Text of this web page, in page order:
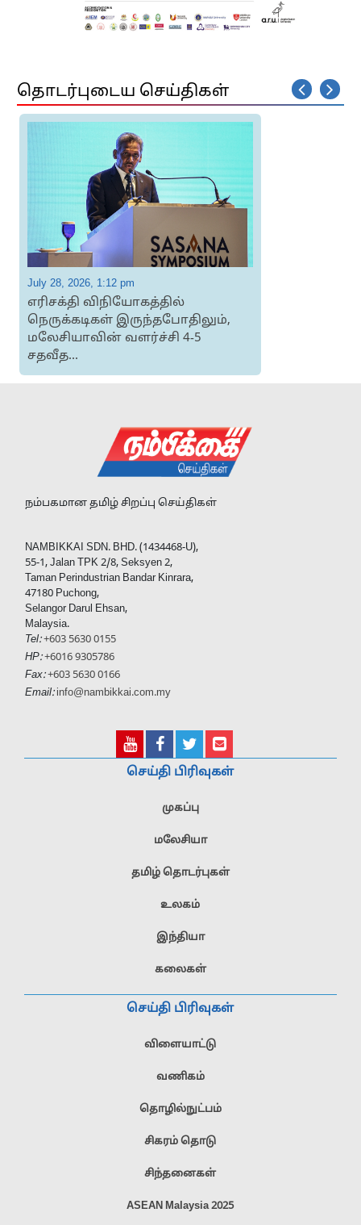
தொடர்புடைய செய்திகள்
July 28, 2026, 1:12 pm
எரிசக்தி விநியோகத்தில்
நெருக்கடிகள் இருந்தபோதிலும்,
மலேசியாவின் வளர்ச்சி 4-5
சதவீத...
நம்பகமான தமிழ் சிறப்பு செய்திகள்
NAMBIKKAI SDN. BHD. (1434468-U),
55-1, Jalan TPK 2/8, Seksyen 2,
Taman Perindustrian Bandar Kinrara,
47180 Puchong,
Selangor Darul Ehsan,
Malaysia.
Tel:+603 5630 0155
HP:+6016 9305786
Fax: +603 5630 0166
Email: info@nambikkai.com.my
செய்தி பிரிவுகள்
முகப்பு
மலேசியா
தமிழ் தொடர்புகள்
உலகம்
இந்தியா
கலைகள்
செய்தி பிரிவுகள்
விளையாட்டு
வணிகம்
தொழில்நுட்பம்
சிகரம் தொடு
சிந்தனைகள்
ASEAN Malaysia 2025